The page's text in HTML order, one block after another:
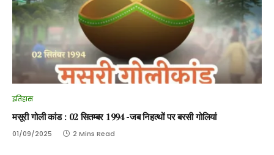
इतिहास
मसूरी गोली कांड : 02 सितम्बर 1994 -जब निहत्थों पर बरसी गोलियां
01/09/2025 2 Mins Read